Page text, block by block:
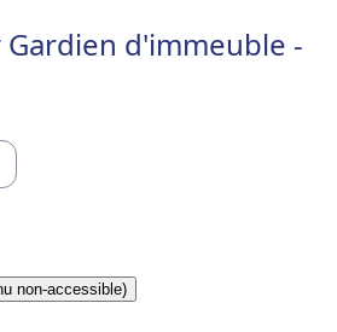
d'immeuble -
non-accessible)